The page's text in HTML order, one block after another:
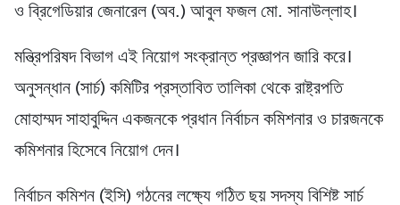
ও ব্রিগেডিয়ার জেনারেল (অব.) আবুল ফজল মো. সানাউল্লাহ।
মন্ত্রিপরিষদ বিভাগ এই নিয়োগ সংক্রান্ত প্রজ্ঞাপন জারি করে।
অনুসন্ধান (সার্চ) কমিটির প্রস্তাবিত তালিকা থেকে রাষ্ট্রপতি
মোহাম্মদ সাহাবুদ্দিন একজনকে প্রধান নির্বাচন কমিশনার ও চারজনকে
কমিশনার হিসেবে নিয়োগ দেন।
নির্বাচন কমিশন (ইসি) গঠনের লক্ষ্যে গঠিত ছয় সদস্য বিশিষ্ট সার্চ